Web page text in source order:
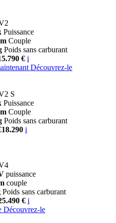
Puissance
Couple
Poids sans carburant
€ i
Découvrez-le
S
Puissance
Couple
Poids sans carburant
i
puissance
couple
Poids sans carburant
€ i
Découvrez-le